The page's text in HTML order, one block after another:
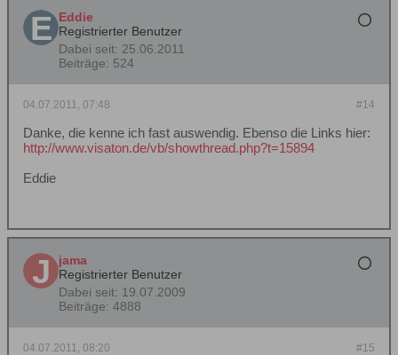
Eddie
Registrierter Benutzer
Dabei seit: 25.06.2011
Beiträge: 524
#14
04.07.2011, 07:48
Danke, die kenne ich fast auswendig. Ebenso die Links hier:
http://www.visaton.de/vb/showthread.php?t=15894
Eddie
jama
Registrierter Benutzer
Dabei seit: 19.07.2009
Beiträge: 4888
#15
04.07.2011, 08:20